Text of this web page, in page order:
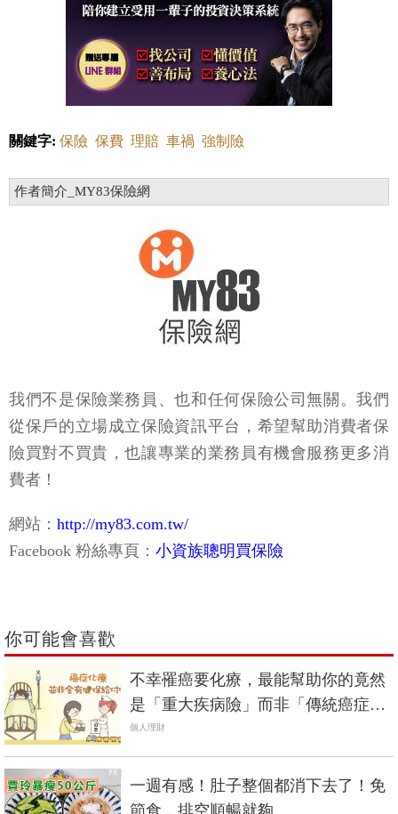
關鍵字: 保險 保費 理賠 車禍 強制險
作者簡介_MY83保險網
我們不是保險業務員、也和任何保險公司無關。我們
從保戶的立場成立保險資訊平台，希望幫助消費者保
險買對不買貴，也讓專業的業務員有機會服務更多消
費者！
網站： http://my83.com.tw/
Facebook 粉絲專頁： 小資族聰明買保險
你可能會喜歡
不幸罹癌要化療，最能幫助你的竟然
是「重大疾病險」而非「傳統癌症
險」
個人理財
PR
一週有感！肚子整個都消下去了！免
節食，排空順暢就夠